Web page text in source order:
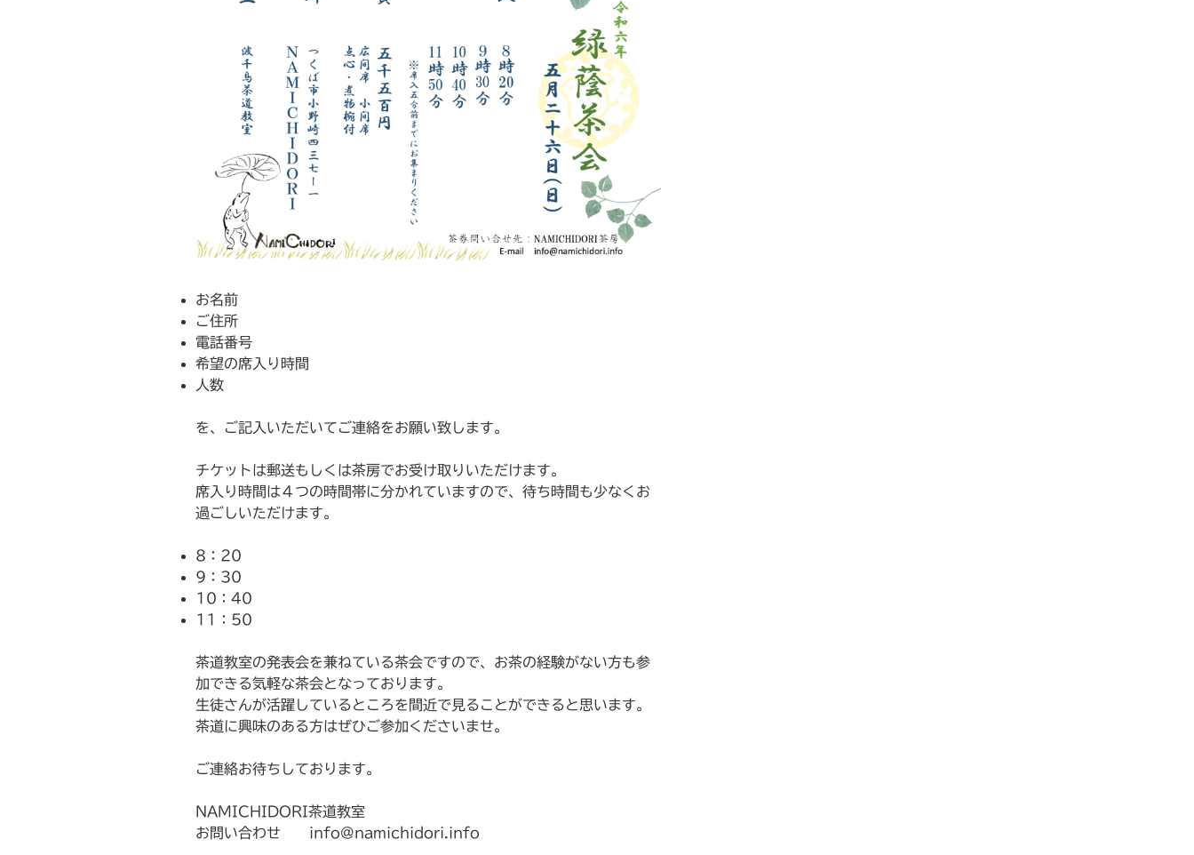
お名前
ご住所
電話番号
希望の席入り時間
人数
を、ご記入いただいてご連絡をお願い致します。
チケットは郵送もしくは茶房でお受け取りいただけます。
席入り時間は４つの時間帯に分かれていますので、待ち時間も少なくお
過ごしいただけます。
8：20
9：30
10：40
11：50
茶道教室の発表会を兼ねている茶会ですので、お茶の経験がない方も参
加できる気軽な茶会となっております。
生徒さんが活躍しているところを間近で見ることができると思います。
茶道に興味のある方はぜひご参加くださいませ。
ご連絡お待ちしております。
NAMICHIDORI茶道教室
お問い合わせ info@namichidori.info